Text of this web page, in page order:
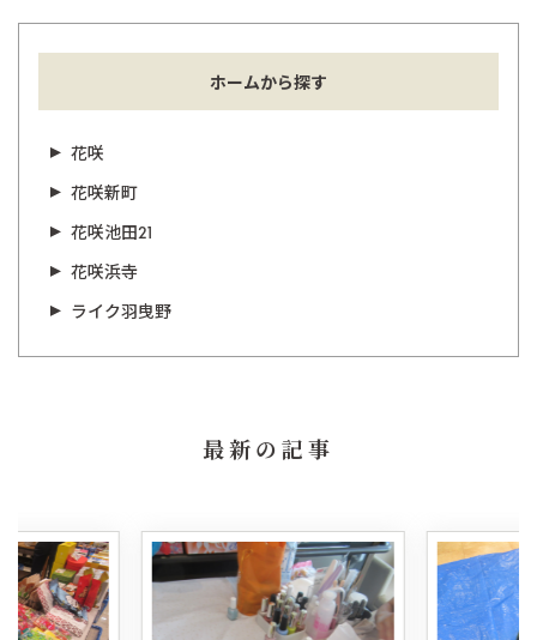
ホームから探す
花咲
花咲新町
花咲池田21
花咲浜寺
ライク羽曳野
最新の記事